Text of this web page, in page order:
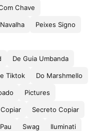
Chave
Peixes Signo
De Guia Umbanda
Tiktok Do Marshmello
Pictures
Secreto Copiar
Swag Iluminati